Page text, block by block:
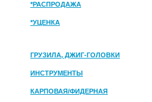
*РАСПРОДАЖА
*УЦЕНКА
ГРУЗИЛА, ДЖИГ-ГОЛОВКИ
ИНСТРУМЕНТЫ
КАРПОВАЯ/ФИДЕРНАЯ